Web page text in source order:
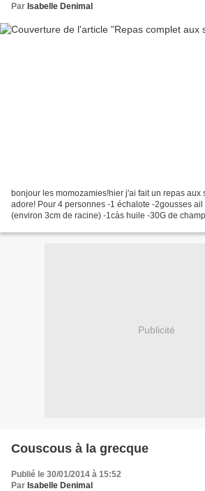
Par Isabelle Denimal
bonjour les momozamies!hier j'ai fait un repas aux
adore! Pour 4 personnes -1 échalote -2gousses
(environ 3cm de racine) -1càs huile -30G de
Publicité
Couscous à la grecque
Publié le 30/01/2014 à 15:52
Par Isabelle Denimal